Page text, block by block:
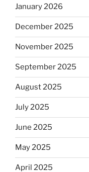
January 2026
December 2025
November 2025
September 2025
August 2025
July 2025
June 2025
May 2025
April 2025